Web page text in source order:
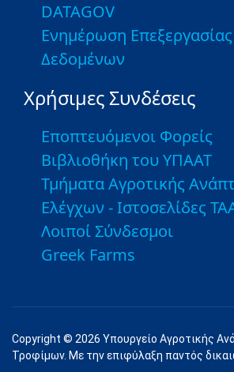
DATAGOV
Ενημέρωση
Δεδομένων
Χρήσιμες Συνδέσεις
Εποπτευόμενοι Φορείς
Βιβλιοθήκη του ΥΠΑΑΤ
Τμήματα Αγροτικής
Ελέγχων - Ιστοσελίδες
Λοιποί Σύνδεσμοι
Greek Farms
Copyright © 2026 Υπουργείο Αγροτικής
Τροφίμων. Με την επιφύλαξη παντός